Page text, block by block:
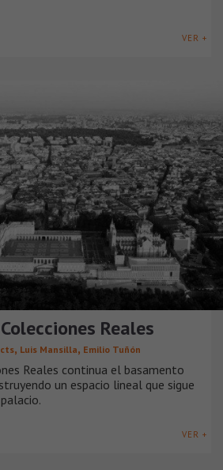
VER +
Reales
, Luis Mansilla, Emilio Tuñón
Reales continua el basamento
un espacio lineal que sigue
VER +